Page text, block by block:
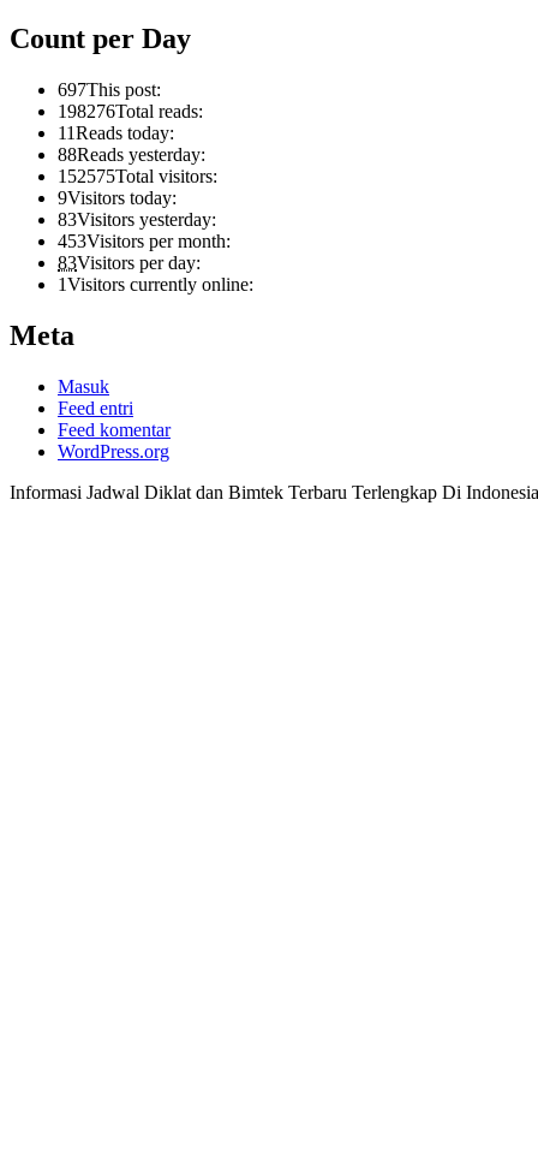
Count per Day
697This post:
198276Total reads:
11Reads today:
88Reads yesterday:
152575Total visitors:
9Visitors today:
83Visitors yesterday:
453Visitors per month:
83Visitors per day:
1Visitors currently online:
Meta
Masuk
Feed entri
Feed komentar
WordPress.org
Informasi Jadwal Diklat dan Bimtek Terbaru Terlengkap Di